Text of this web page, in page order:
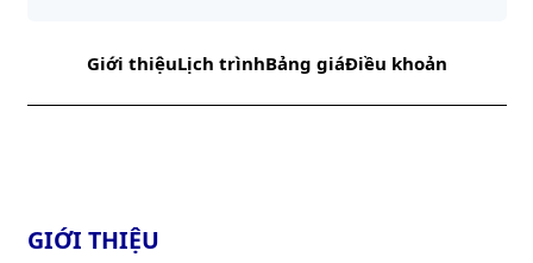
Giới thiệuLịch trìnhBảng giáĐiều khoản
GIỚI THIỆU